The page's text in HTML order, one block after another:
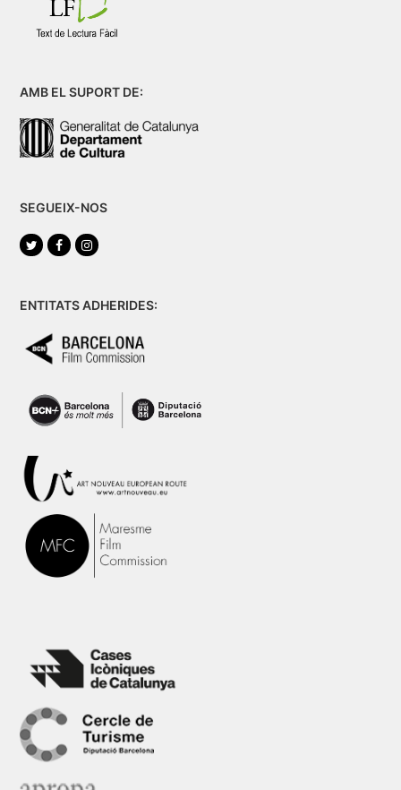
AMB EL SUPORT DE:
SEGUEIX-NOS
TwitterFacebookInstagram
ENTITATS ADHERIDES: